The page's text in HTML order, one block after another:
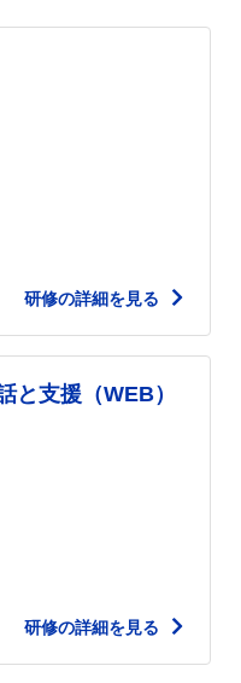
研修の詳細を見る
と支援（WEB）
研修の詳細を見る